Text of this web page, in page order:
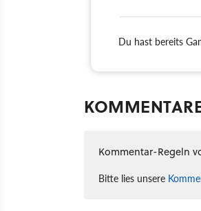
Du hast bereits
Kommentar-Regeln
Bitte lies unsere